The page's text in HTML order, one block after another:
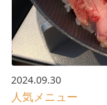
2024.09.30
人気メニュー